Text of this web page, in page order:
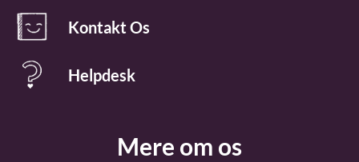
Kontakt Os
Helpdesk
Mere om os